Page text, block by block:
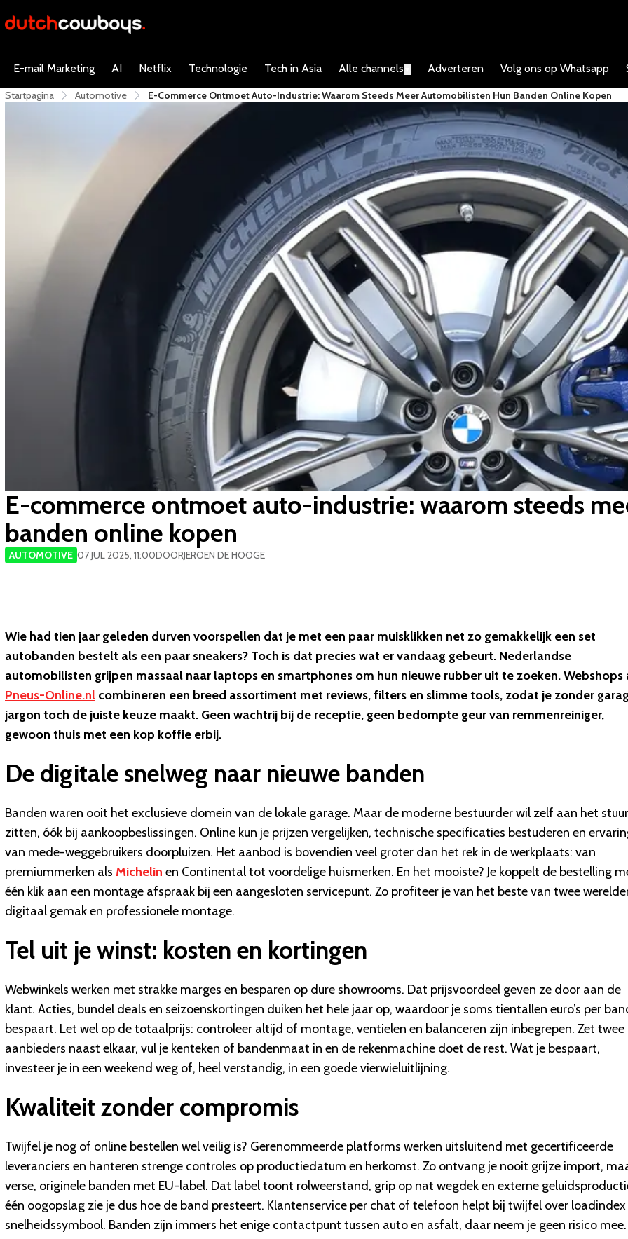
E-mail Marketing AI Netflix Technologie Tech in Asia Alle channels Adverteren Volg ons op Whatsapp
Startpagina Automotive E-Commerce Ontmoet Auto-Industrie: Waarom Steeds Meer Automobilisten Hun Banden Online Kopen
E-commerce ontmoet auto-industrie: waarom steeds
banden online kopen
AUTOMOTIVE 07 JUL 2025, 11:00DOORJEROEN DE HOOGE
Wie had tien jaar geleden durven voorspellen dat je met een paar muisklikken net zo gemakkelijk een set
autobanden bestelt als een paar sneakers? Toch is dat precies wat er vandaag gebeurt. Nederlandse
automobilisten grijpen massaal naar laptops en smartphones om hun nieuwe rubber uit te zoeken. Webshops
Pneus-Online.nl combineren een breed assortiment met reviews, filters en slimme tools, zodat je zonder
jargon toch de juiste keuze maakt. Geen wachtrij bij de receptie, geen bedompte geur van remmenreiniger,
gewoon thuis met een kop koffie erbij.
De digitale snelweg naar nieuwe banden
Banden waren ooit het exclusieve domein van de lokale garage. Maar de moderne bestuurder wil zelf aan het stuur
zitten, óók bij aankoopbeslissingen. Online kun je prijzen vergelijken, technische specificaties bestuderen en
van mede-weggebruikers doorpluizen. Het aanbod is bovendien veel groter dan het rek in de werkplaats: van
premiummerken als Michelin en Continental tot voordelige huismerken. En het mooiste? Je koppelt de bestelling
één klik aan een montage afspraak bij een aangesloten servicepunt. Zo profiteer je van het beste van twee
digitaal gemak en professionele montage.
Tel uit je winst: kosten en kortingen
Webwinkels werken met strakke marges en besparen op dure showrooms. Dat prijsvoordeel geven ze door aan de
klant. Acties, bundel deals en seizoenskortingen duiken het hele jaar op, waardoor je soms tientallen euro’s per
bespaart. Let wel op de totaalprijs: controleer altijd of montage, ventielen en balanceren zijn inbegrepen. Zet twee
aanbieders naast elkaar, vul je kenteken of bandenmaat in en de rekenmachine doet de rest. Wat je bespaart,
investeer je in een weekend weg of, heel verstandig, in een goede vierwieluitlijning.
Kwaliteit zonder compromis
Twijfel je nog of online bestellen wel veilig is? Gerenommeerde platforms werken uitsluitend met gecertificeerde
leveranciers en hanteren strenge controles op productiedatum en herkomst. Zo ontvang je nooit grijze import,
verse, originele banden met EU-label. Dat label toont rolweerstand, grip op nat wegdek en externe
één oogopslag zie je dus hoe de band presteert. Klantenservice per chat of telefoon helpt bij twijfel over
snelheidssymbool. Banden zijn immers het enige contactpunt tussen auto en asfalt, daar neem je geen risico mee.